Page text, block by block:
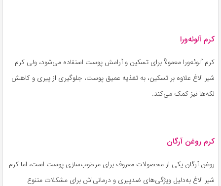
کرم آلوئه‌ورا
کرم آلوئه‌ورا معمولاً برای تسکین و آرامش پوست استفاده می‌شود، ولی کرم
شیر الاغ علاوه بر تسکین، به تغذیه عمیق پوست، جلوگیری از پیری و کاهش
لکه‌ها نیز کمک می‌کند.
کرم روغن آرگان
روغن آرگان یکی از محصولات معروف برای مرطوب‌سازی پوست است، اما کرم
شیر الاغ به‌دلیل ویژگی‌های ضدپیری و درمانی‌اش برای مشکلات متنوع